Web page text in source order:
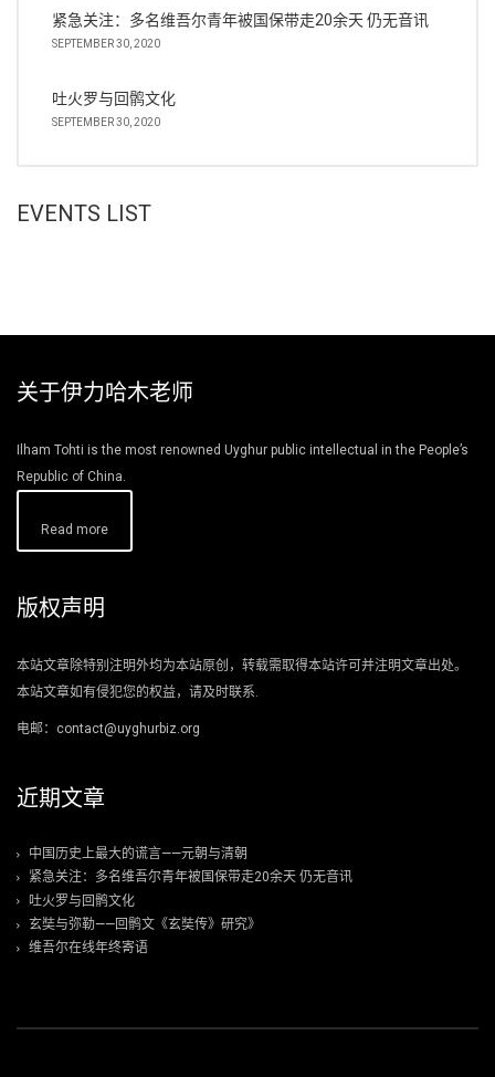
紧急关注：多名维吾尔青年被国保带走20余天 仍无音讯
SEPTEMBER 30, 2020
吐火罗与回鹘文化
SEPTEMBER 30, 2020
EVENTS LIST
关于伊力哈木老师
Ilham Tohti is the most renowned Uyghur public intellectual in the People’s
Republic of China.
Read more
版权声明
本站文章除特别注明外均为本站原创，转载需取得本站许可并注明文章出处。
本站文章如有侵犯您的权益，请及时联系.
电邮：contact@uyghurbiz.org
近期文章
中国历史上最大的谎言——元朝与清朝
紧急关注：多名维吾尔青年被国保带走20余天 仍无音讯
吐火罗与回鹘文化
玄奘与弥勒——回鹘文《玄奘传》研究》
维吾尔在线年终寄语